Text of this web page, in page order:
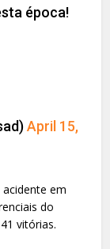
época!
April 15,
em
do
vitórias.